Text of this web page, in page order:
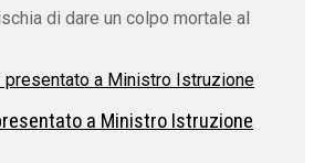
di dare un colpo mortale al
a Ministro Istruzione